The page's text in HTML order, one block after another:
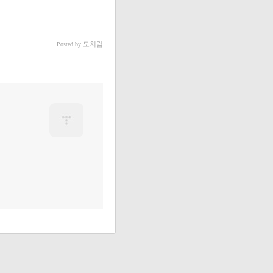
Posted by모처럼